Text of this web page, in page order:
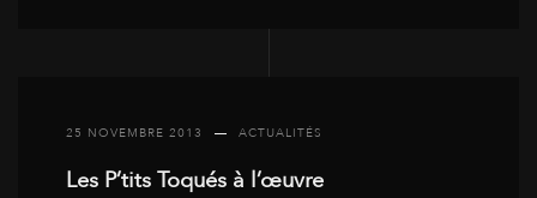
25 NOVEMBRE 2013 ACTUALITÉS
Les P’tits Toqués à l’œuvre